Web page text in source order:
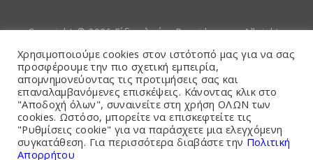
Copyright © 2026Είδη αλιείας Poseidwnn.gr. All rights
reserved. Powered by
PlexusCore
Όροι και Προϋποθέσεις
Χρησιμοποιούμε cookies στον ιστότοπό μας για να σας
προσφέρουμε την πιο σχετική εμπειρία,
απομνημονεύοντας τις προτιμήσεις σας και
επαναλαμβανόμενες επισκέψεις. Κάνοντας κλικ στο
"Αποδοχή όλων", συναινείτε στη χρήση ΟΛΩΝ των
cookies. Ωστόσο, μπορείτε να επισκεφτείτε τις
"Ρυθμίσεις cookie" για να παράσχετε μια ελεγχόμενη
συγκατάθεση. Για περισσότερα διαβάστε την Πολιτική
Απορρήτου